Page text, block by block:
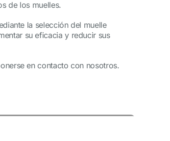
de los muelles.
la selección del muelle
su eficacia y reducir sus
en contacto con nosotros.